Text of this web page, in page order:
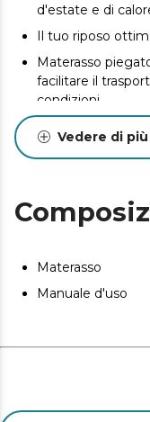
d'estate e di
Il tuo riposo
Materasso
facilitare il
condizioni.
La
acari, batteri e
Vedere di più
Materasso
Manuale d'uso